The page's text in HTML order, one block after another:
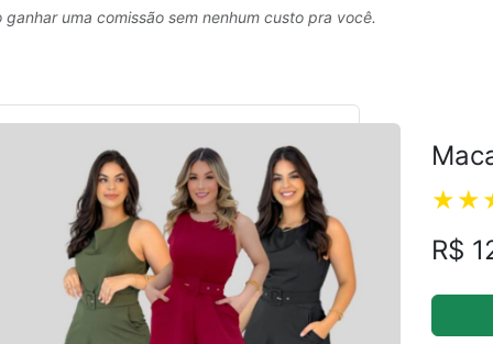
ganhar uma comissão sem nenhum custo pra você.
R$